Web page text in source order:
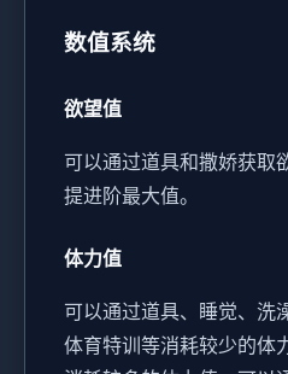
数值系统
欲望值
可以通过道具和撒娇获取
提进阶最大值。
体力值
可以通过道具、睡觉、洗
体育特训等消耗较少的体